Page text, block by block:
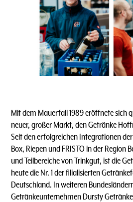
Mit dem Mauerfall 1989 eröffnete sich
neuer, großer Markt, den Getränke
Seit den erfolgreichen Integrationen
Box, Riepen und FRISTO in der Region
und Teilbereiche von Trinkgut, ist die
heute die Nr. 1 der filialisierten
Deutschland. In weiteren
Getränkeunternehmen Dursty